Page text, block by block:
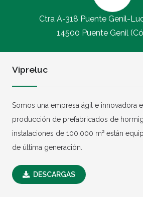
Ctra A-318 Puente Genil-
14500 Puente Genil
Vipreluc
Somos una empresa ágil e innovadora
producción de prefabricados de
instalaciones de 100.000 m² están
de última generación.
DESCARGAS